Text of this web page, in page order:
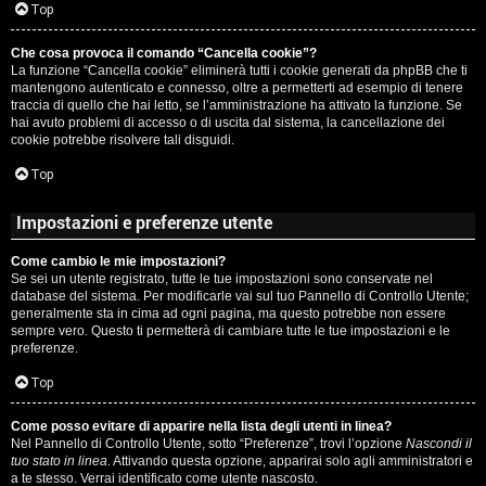
i
v
i
e
r
c
a
F
A
Top
Che cosa provoca il comando “Cancella cookie”?
La funzione “Cancella cookie” eliminerà tutti i cookie generati da phpBB che ti
mantengono autenticato e connesso, oltre a permetterti ad esempio di tenere
traccia di quello che hai letto, se l’amministrazione ha attivato la funzione. Se
hai avuto problemi di accesso o di uscita dal sistema, la cancellazione dei
cookie potrebbe risolvere tali disguidi.
Top
Impostazioni e preferenze utente
Come cambio le mie impostazioni?
Se sei un utente registrato, tutte le tue impostazioni sono conservate nel
database del sistema. Per modificarle vai sul tuo Pannello di Controllo Utente;
generalmente sta in cima ad ogni pagina, ma questo potrebbe non essere
sempre vero. Questo ti permetterà di cambiare tutte le tue impostazioni e le
preferenze.
Top
Come posso evitare di apparire nella lista degli utenti in linea?
Nel Pannello di Controllo Utente, sotto “Preferenze”, trovi l’opzione Nascondi il
tuo stato in linea. Attivando questa opzione, apparirai solo agli amministratori e
a te stesso. Verrai identificato come utente nascosto.
c
a
:
C
D
V
i
n
i
l
i
/